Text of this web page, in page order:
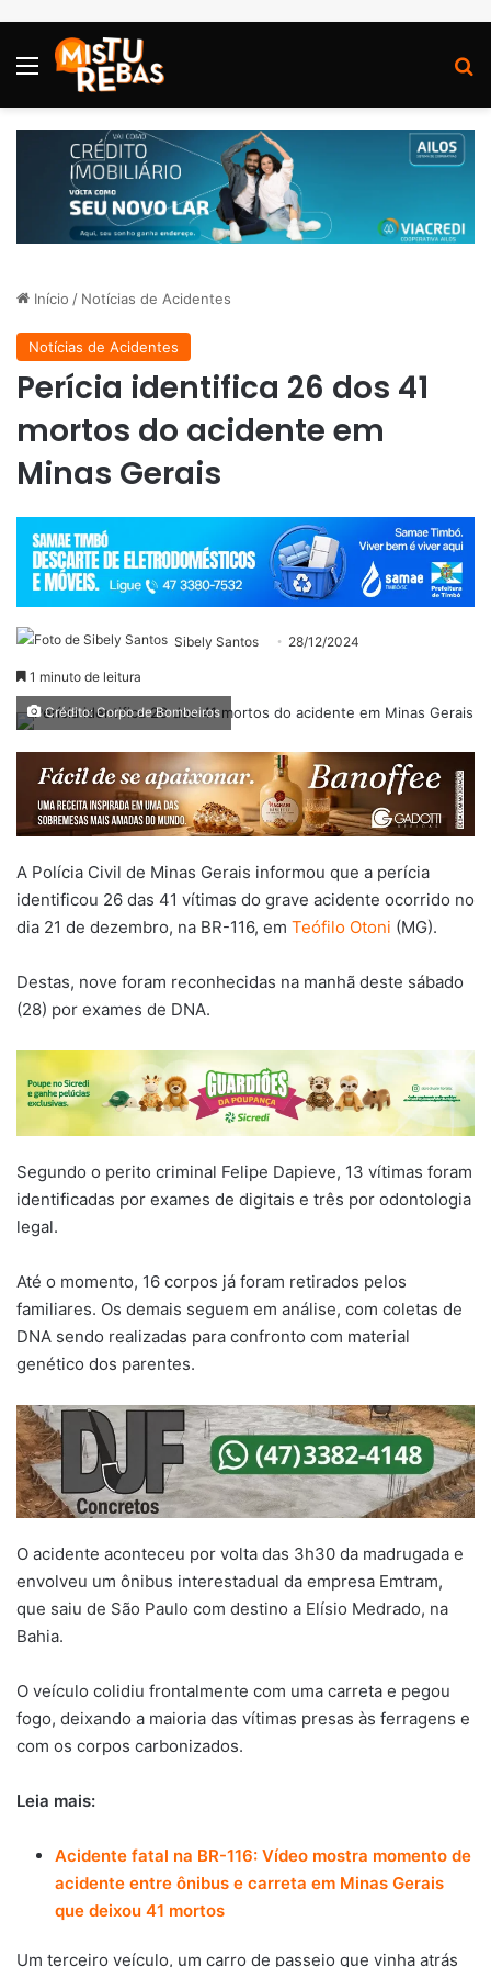
Menu
Início / Notícias de Acidentes
Notícias de Acidentes
Perícia identifica 26 dos 41
mortos do acidente em
Minas Gerais
Sibely Santos 28/12/2024
1 minuto de leitura
Crédito: Corpo de Bombeiros
A Polícia Civil de Minas Gerais informou que a perícia
identificou 26 das 41 vítimas do grave acidente ocorrido no
dia 21 de dezembro, na BR-116, em Teófilo Otoni (MG).
Destas, nove foram reconhecidas na manhã deste sábado
(28) por exames de DNA.
Segundo o perito criminal Felipe Dapieve, 13 vítimas foram
identificadas por exames de digitais e três por odontologia
legal.
Até o momento, 16 corpos já foram retirados pelos
familiares. Os demais seguem em análise, com coletas de
DNA sendo realizadas para confronto com material
genético dos parentes.
O acidente aconteceu por volta das 3h30 da madrugada e
envolveu um ônibus interestadual da empresa Emtram,
que saiu de São Paulo com destino a Elísio Medrado, na
Bahia.
O veículo colidiu frontalmente com uma carreta e pegou
fogo, deixando a maioria das vítimas presas às ferragens e
com os corpos carbonizados.
Leia mais:
Acidente fatal na BR-116: Vídeo mostra momento de
acidente entre ônibus e carreta em Minas Gerais
que deixou 41 mortos
Um terceiro veículo, um carro de passeio que vinha atrás